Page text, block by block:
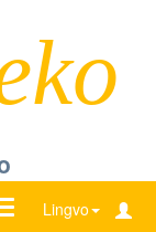
Lingvo
Ŝanĝu